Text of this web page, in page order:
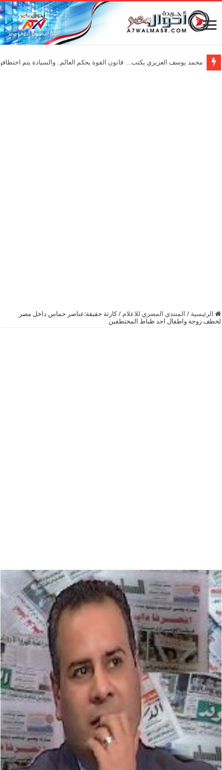
حسام حسني يشعل المسرح الروماني …ونجوم التسعينات يعيدون ذكريات
محمد يوسف العزيزي يكتب… قانون القوة يحكم العالم.. والسيادة يتم
الرئيسية / المنتدي المصري للاعلام / كارثة حقيقة:عناصر حماس داخل مصر
لخطف زوجة واطفال احد ظباط المختطفين